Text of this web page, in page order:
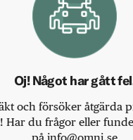
Oj! Något har gått
och försöker åtgärda
Har du frågor eller